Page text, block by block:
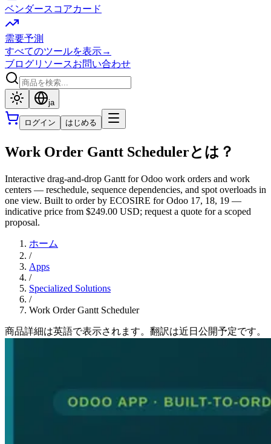
ベンダースコアカード
需要予測
すべてのツールを表示→
ブログリソースお問い合わせ
ja
ログイン はじめる
Work Order Gantt Schedulerとは？
Interactive drag-and-drop Gantt for Odoo work orders and work
centers — reschedule, sequence dependencies, and spot overloads in
one view. Built to order by ECOSIRE for Odoo 17, 18, 19 —
indicative price from $249.00 USD; request a quote for a scoped
proposal.
ホーム
/
Apps
/
Specialized Solutions
/
Work Order Gantt Scheduler
商品詳細は英語で表示されます。翻訳は近日公開予定です。